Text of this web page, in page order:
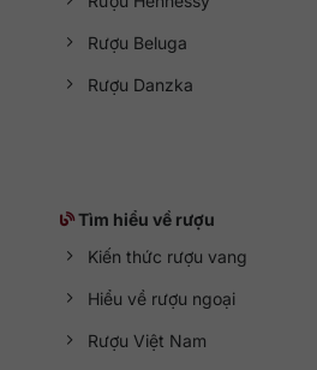
Rượu Beluga
Rượu Danzka
Tìm hiểu về rượu
Kiến thức rượu vang
Hiểu về rượu ngoại
Rượu Việt Nam